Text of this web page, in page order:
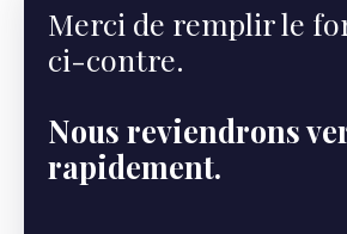
Merci de remplir le
ci-contre.
Nous reviendrons
rapidement.